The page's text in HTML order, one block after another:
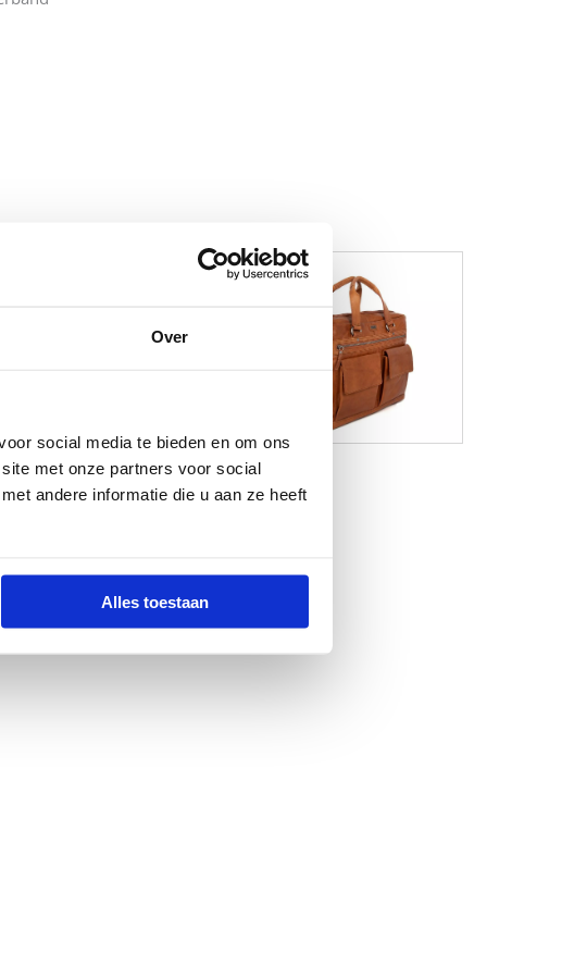
Over
social media te bieden en om ons
met onze partners voor social
andere informatie die u aan ze heeft
Alles toestaan